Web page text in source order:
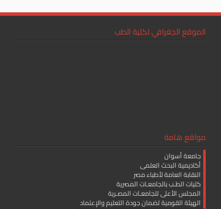
الموقع الجغرافي لكلية الطب
مواقع هامة
جامعة أسوان
أكاديمية البحث العلمى
النقابة العامة لأطباء مصر
كليات الطـب بالجامعـات المصرية
المجلس الأعلى للجامعـات المصـرية
الهيئة القومية لضمان جودة التعليم والإعتماد